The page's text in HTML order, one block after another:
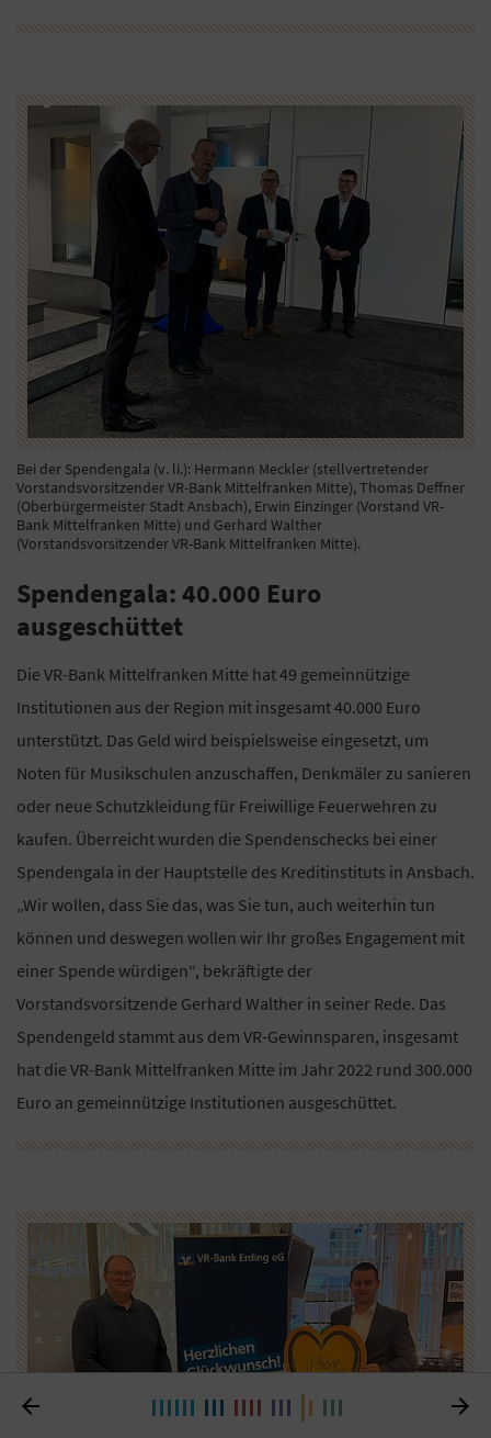
Bei der Spendengala (v. li.): Hermann Meckler (stellvertretender
Vorstandsvorsitzender VR-Bank Mittelfranken Mitte), Thomas Deffner
(Oberbürgermeister Stadt Ansbach), Erwin Einzinger (Vorstand VR-
Bank Mittelfranken Mitte) und Gerhard Walther
(Vorstandsvorsitzender VR-Bank Mittelfranken Mitte).
Spendengala: 40.000 Euro
ausgeschüttet
Die VR-Bank Mittelfranken Mitte hat 49 gemeinnützige
Institutionen aus der Region mit insgesamt 40.000 Euro
unterstützt. Das Geld wird beispielsweise eingesetzt, um
Noten für Musikschulen anzuschaffen, Denkmäler zu sanieren
oder neue Schutzkleidung für Freiwillige Feuerwehren zu
kaufen. Überreicht wurden die Spendenschecks bei einer
Spendengala in der Hauptstelle des Kreditinstituts in Ansbach.
„Wir wollen, dass Sie das, was Sie tun, auch weiterhin tun
können und deswegen wollen wir Ihr großes Engagement mit
einer Spende würdigen“, bekräftigte der
Vorstandsvorsitzende Gerhard Walther in seiner Rede. Das
Spendengeld stammt aus dem VR-Gewinnsparen, insgesamt
hat die VR-Bank Mittelfranken Mitte im Jahr 2022 rund 300.000
Euro an gemeinnützige Institutionen ausgeschüttet.
 